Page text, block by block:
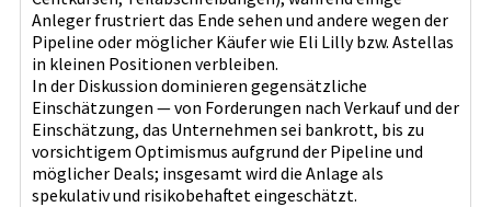
Anleger frustriert das Ende sehen und andere wegen der
Pipeline oder möglicher Käufer wie Eli Lilly bzw. Astellas
in kleinen Positionen verbleiben.
In der Diskussion dominieren gegensätzliche
Einschätzungen — von Forderungen nach Verkauf und der
Einschätzung, das Unternehmen sei bankrott, bis zu
vorsichtigem Optimismus aufgrund der Pipeline und
möglicher Deals; insgesamt wird die Anlage als
spekulativ und risikobehaftet eingeschätzt.